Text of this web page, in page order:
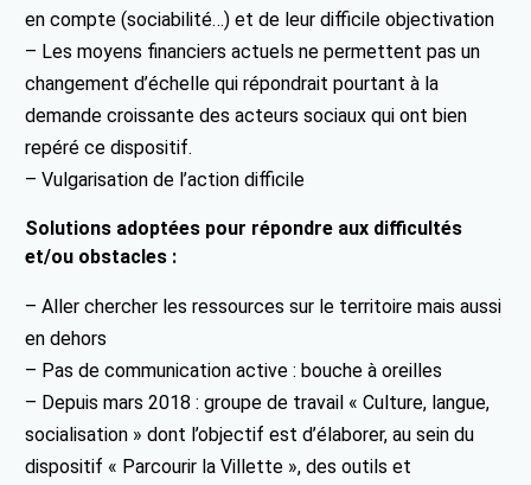
en compte (sociabilité…) et de leur difficile objectivation
– Les moyens financiers actuels ne permettent pas un
changement d’échelle qui répondrait pourtant à la
demande croissante des acteurs sociaux qui ont bien
repéré ce dispositif.
– Vulgarisation de l’action difficile
Solutions adoptées pour répondre aux difficultés
et/ou obstacles :
– Aller chercher les ressources sur le territoire mais aussi
en dehors
– Pas de communication active : bouche à oreilles
– Depuis mars 2018 : groupe de travail « Culture, langue,
socialisation » dont l’objectif est d’élaborer, au sein du
dispositif « Parcourir la Villette », des outils et